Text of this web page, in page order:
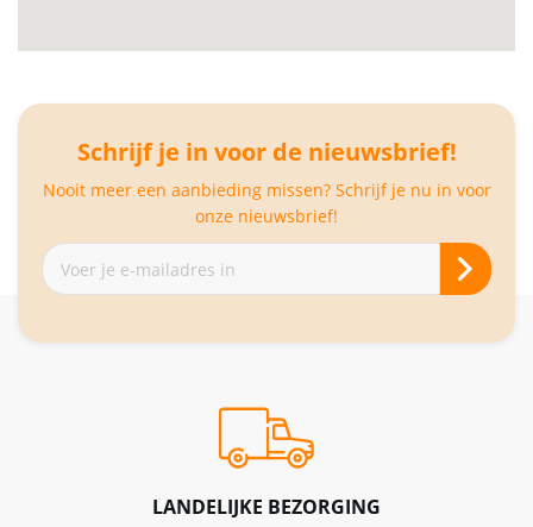
Schrijf je in voor de nieuwsbrief!
Nooit meer een aanbieding missen? Schrijf je nu in voor
onze nieuwsbrief!
Abonneer
je
LANDELIJKE BEZORGING